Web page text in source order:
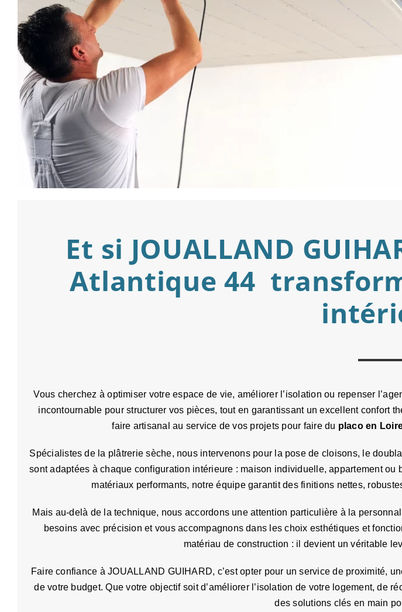
Et si JOUALLAND
Atlantique 44
Vous cherchez à optimiser votre espace de vie, améliorer l’isolation ou repenser
incontournable pour structurer vos pièces, tout en garantissant un excellent confort
faire artisanal au service de vos projets pour faire du placoen
Spécialistes de la plâtrerie sèche, nous intervenons pour la pose de cloisons, le
sont adaptées à chaque configuration intérieure : maison individuelle, appartement
matériaux performants, notre équipe garantit des finitions nettes,
Mais au-delà de la technique, nous accordons une attention particulière à la
besoins avec précision et vous accompagnons dans les choix esthétiques et
matériau de construction : il devient un véritable
Faire confiance à JOUALLAND GUIHARD, c’est opter pour un service de proximité,
de votre budget. Que votre objectif soit d’améliorer l’isolation de votre logement, de
des solutions clés en main